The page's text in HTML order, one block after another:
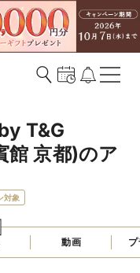
T&G
館 京都)のア
対象
動画